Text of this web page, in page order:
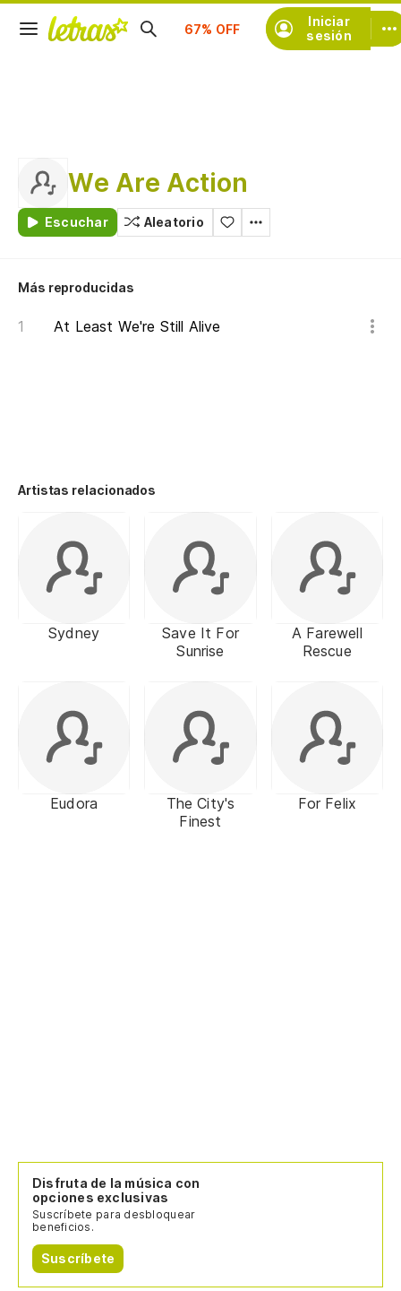
Iniciar
sesión
Suscríbete
We Are Action
Escuchar Aleatorio
Más reproducidas
At Least We're Still Alive
Artistas relacionados
Sydney
Save It For
Sunrise
A Farewell
Rescue
Eudora
The City's
Finest
For Felix
Disfruta de la música con
opciones exclusivas
Suscríbete para desbloquear
beneficios.
Suscríbete